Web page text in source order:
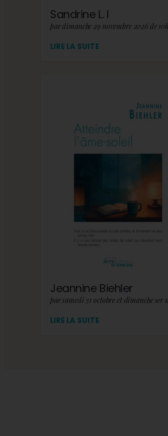
Sandrine L. I
par dimanche 29 novembre 2026 de
LIRE LA SUITE
Jeannine Biehler
par samedi 31 octobre et dimanche 1er
LIRE LA SUITE